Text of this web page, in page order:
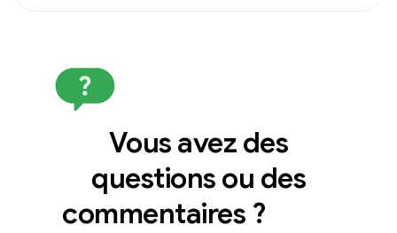
Vous avez des
questions ou des
commentaires ?